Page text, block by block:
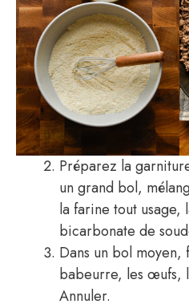
Préparez la
un grand bol,
la farine tout usage,
bicarbonate de
Dans un bol
babeurre, les œufs,
Annuler.